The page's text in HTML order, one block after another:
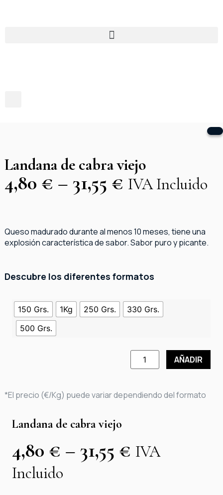
Landana de cabra viejo
4,80 € – 31,55 € IVA Incluido
Queso madurado durante al menos 10 meses, tiene una
explosión característica de sabor. Sabor puro y picante.
Descubre los diferentes formatos
150 Grs. 1Kg 250 Grs.
330 Grs.
500 Grs.
AÑADIR
*El precio (€/Kg) puede variar dependiendo del formato
Landana de cabra viejo
4,80 € – 31,55 € IVA
Incluido